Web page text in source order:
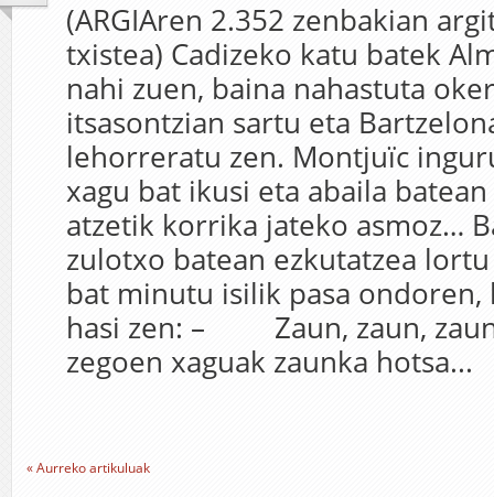
(ARGIAren 2.352 zenbakian
txistea) Cadizeko katu batek
nahi zuen, baina nahastuta
itsasontzian sartu eta
lehorreratu zen. Montjuïc
xagu bat ikusi eta abaila
atzetik korrika jateko asmoz…
zulotxo batean ezkutatzea
bat minutu isilik pasa ondoren,
hasi zen: – Zaun, zaun,
zegoen xaguak zaunka hotsa...
« Aurreko artikuluak